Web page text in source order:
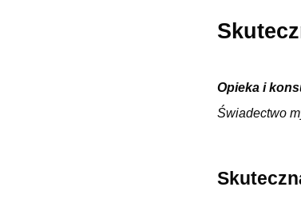
Opieka i
Świadectwo